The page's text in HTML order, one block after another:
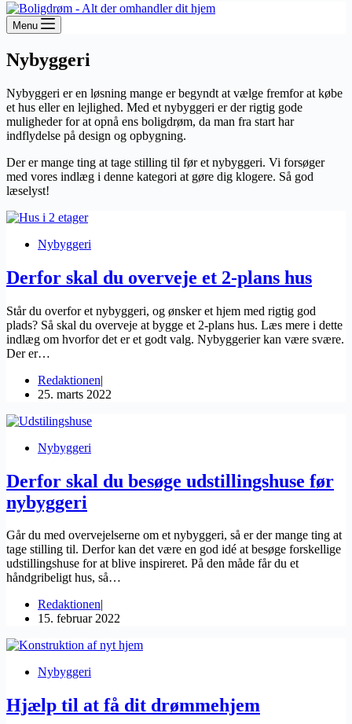
Menu
Nybyggeri
Nybyggeri er en løsning mange er begyndt at vælge fremfor at købe
et hus eller en lejlighed. Med et nybyggeri er der rigtig gode
muligheder for at opnå ens boligdrøm, da man fra start har
indflydelse på design og opbygning.
Der er mange ting at tage stilling til før et nybyggeri. Vi forsøger
med vores indlæg i denne kategori at gøre dig klogere. Så god
læselyst!
Nybyggeri
Derfor skal du overveje et 2-plans hus
Står du overfor et nybyggeri, og ønsker et hjem med rigtig god
plads? Så skal du overveje at bygge et 2-plans hus. Læs mere i dette
indlæg om hvorfor det er et godt valg. Nybyggerier kan være svære.
Der er…
Redaktionen
25. marts 2022
Nybyggeri
Derfor skal du besøge udstillingshuse før
nybyggeri
Går du med overvejelserne om et nybyggeri, så er der mange ting at
tage stilling til. Derfor kan det være en god idé at besøge forskellige
udstillingshuse for at blive inspireret. På den måde får du et
håndgribeligt hus, så…
Redaktionen
15. februar 2022
Nybyggeri
Hjælp til at få dit drømmehjem